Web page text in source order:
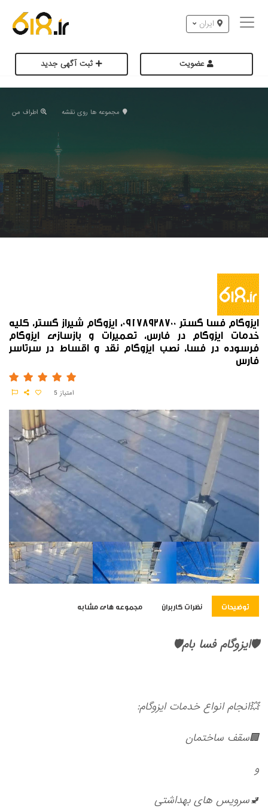
ایران
عضویت ثبت آگهی جدید
مجموعه ها روی نقشه اطراف من
ایزوگام فسا گستر 09178928700، ایزوگام شیراز گستر، کلیه
خدمات ایزوگام در فارس، تعمیرات و بازسازی ایزوگام
فرسوده در فسا، نصب ایزوگام نقد و اقساط در سرتاسر
فارس
امتیاز 5
توضیحات نظرات کاربران مجموعه های مشابه
🛡ایزوگام فسا بام🛡
💥انجام انواع خدماتایزوگام:
🏢سقف ساختمان
و
🚽سرویس های بهداشتی